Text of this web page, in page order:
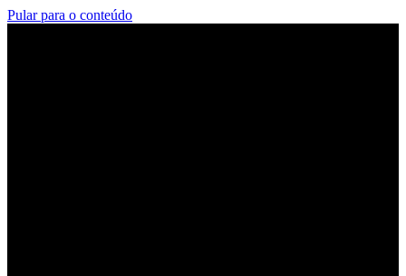
Pular para o conteúdo